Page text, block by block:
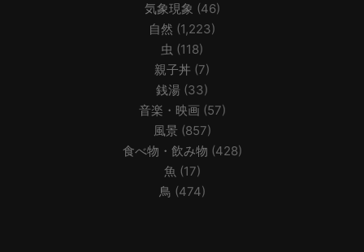
気象現象 (46)
自然 (1,223)
虫 (118)
親子丼 (7)
銭湯 (33)
音楽・映画 (57)
風景(857)
食べ物・飲み物 (428)
魚 (17)
鳥 (474)